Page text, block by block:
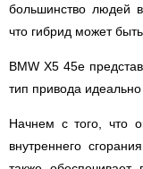
большинство людей
что гибрид может
BMW X5 45e
тип привода
Начнем с того, что
внутреннего